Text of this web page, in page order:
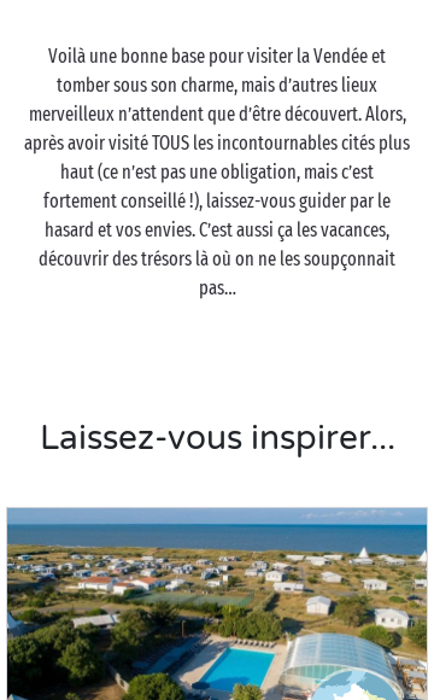
Voilà une bonne base pour visiter la Vendée et
tomber sous son charme, mais d’autres lieux
merveilleux n’attendent que d’être découvert. Alors,
après avoir visité TOUS les incontournables cités plus
haut (ce n’est pas une obligation, mais c’est
fortement conseillé !), laissez-vous guider par le
hasard et vos envies. C’est aussi ça les vacances,
découvrir des trésors là où on ne les soupçonnait
pas…
Laissez-vous inspirer...